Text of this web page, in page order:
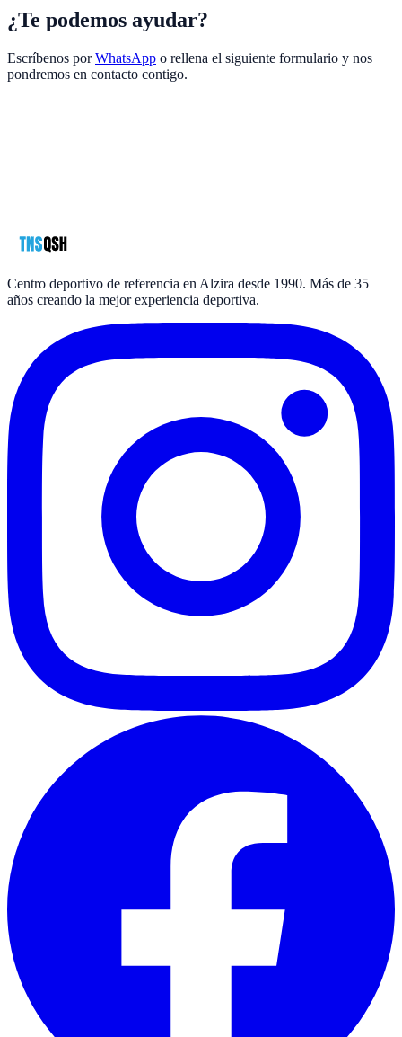
¿Te podemos ayudar?
Escríbenos por WhatsApp o rellena el siguiente formulario y nos
pondremos en contacto contigo.
Centro deportivo de referencia en Alzira desde 1990. Más de 35
años creando la mejor experiencia deportiva.